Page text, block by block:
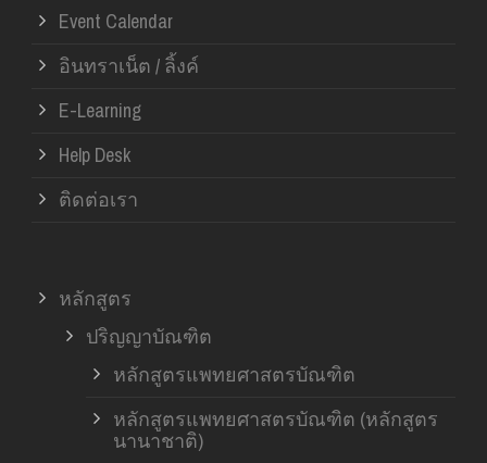
Event Calendar
อินทราเน็ต / ลิ้งค์
E-Learning
Help Desk
ติดต่อเรา
หลักสูตร
ปริญญาบัณฑิต
หลักสูตรแพทยศาสตรบัณฑิต
หลักสูตรแพทยศาสตรบัณฑิต (หลักสูตร
นานาชาติ)